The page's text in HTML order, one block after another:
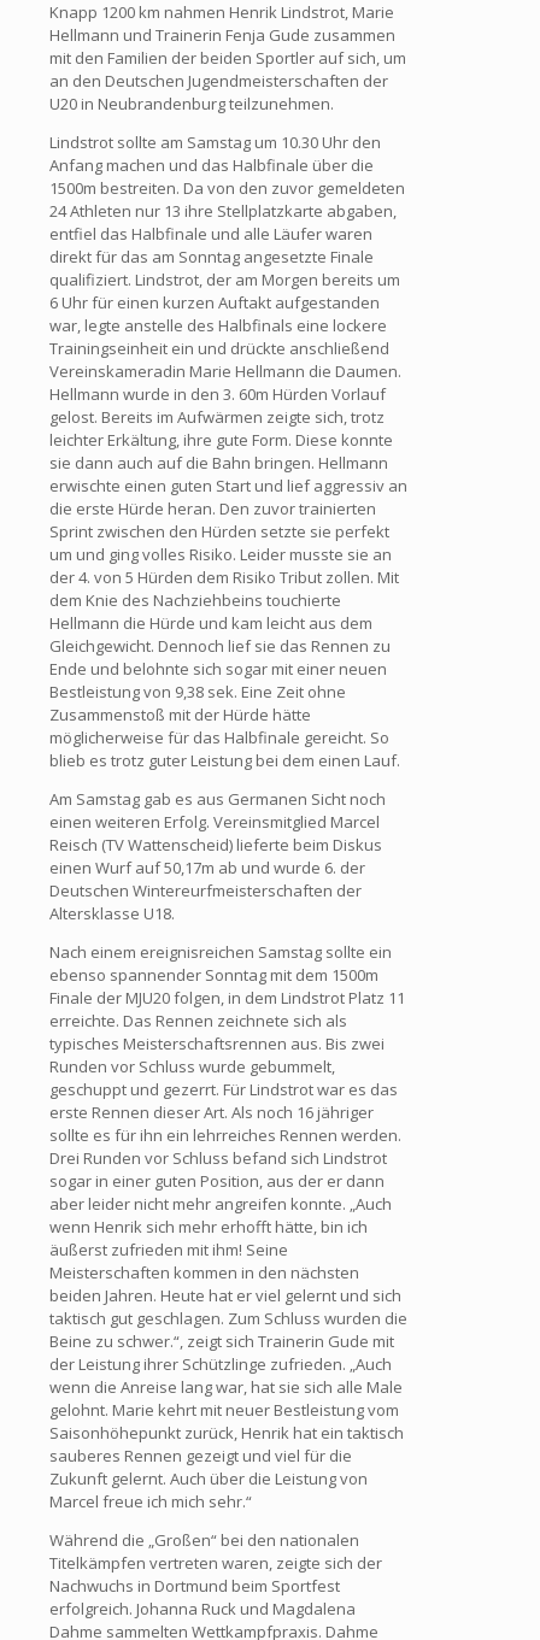
Knapp 1200 km nahmen Henrik Lindstrot, Marie
Hellmann und Trainerin Fenja Gude zusammen
mit den Familien der beiden Sportler auf sich, um
an den Deutschen Jugendmeisterschaften der
U20 in Neubrandenburg teilzunehmen.
Lindstrot sollte am Samstag um 10.30 Uhr den
Anfang machen und das Halbfinale über die
1500m bestreiten. Da von den zuvor gemeldeten
24 Athleten nur 13 ihre Stellplatzkarte abgaben,
entfiel das Halbfinale und alle Läufer waren
direkt für das am Sonntag angesetzte Finale
qualifiziert. Lindstrot, der am Morgen bereits um
6 Uhr für einen kurzen Auftakt aufgestanden
war, legte anstelle des Halbfinals eine lockere
Trainingseinheit ein und drückte anschließend
Vereinskameradin Marie Hellmann die Daumen.
Hellmann wurde in den 3. 60m Hürden Vorlauf
gelost. Bereits im Aufwärmen zeigte sich, trotz
leichter Erkältung, ihre gute Form. Diese konnte
sie dann auch auf die Bahn bringen. Hellmann
erwischte einen guten Start und lief aggressiv an
die erste Hürde heran. Den zuvor trainierten
Sprint zwischen den Hürden setzte sie perfekt
um und ging volles Risiko. Leider musste sie an
der 4. von 5 Hürden dem Risiko Tribut zollen. Mit
dem Knie des Nachziehbeins touchierte
Hellmann die Hürde und kam leicht aus dem
Gleichgewicht. Dennoch lief sie das Rennen zu
Ende und belohnte sich sogar mit einer neuen
Bestleistung von 9,38 sek. Eine Zeit ohne
Zusammenstoß mit der Hürde hätte
möglicherweise für das Halbfinale gereicht. So
blieb es trotz guter Leistung bei dem einen Lauf.
Am Samstag gab es aus Germanen Sicht noch
einen weiteren Erfolg. Vereinsmitglied Marcel
Reisch (TV Wattenscheid) lieferte beim Diskus
einen Wurf auf 50,17m ab und wurde 6. der
Deutschen Wintereurfmeisterschaften der
Altersklasse U18.
Nach einem ereignisreichen Samstag sollte ein
ebenso spannender Sonntag mit dem 1500m
Finale der MJU20 folgen, in dem Lindstrot Platz 11
erreichte. Das Rennen zeichnete sich als
typisches Meisterschaftsrennen aus. Bis zwei
Runden vor Schluss wurde gebummelt,
geschuppt und gezerrt. Für Lindstrot war es das
erste Rennen dieser Art. Als noch 16 jähriger
sollte es für ihn ein lehrreiches Rennen werden.
Drei Runden vor Schluss befand sich Lindstrot
sogar in einer guten Position, aus der er dann
aber leider nicht mehr angreifen konnte. „Auch
wenn Henrik sich mehr erhofft hätte, bin ich
äußerst zufrieden mit ihm! Seine
Meisterschaften kommen in den nächsten
beiden Jahren. Heute hat er viel gelernt und sich
taktisch gut geschlagen. Zum Schluss wurden die
Beine zu schwer.“, zeigt sich Trainerin Gude mit
der Leistung ihrer Schützlinge zufrieden. „Auch
wenn die Anreise lang war, hat sie sich alle Male
gelohnt. Marie kehrt mit neuer Bestleistung vom
Saisonhöhepunkt zurück, Henrik hat ein taktisch
sauberes Rennen gezeigt und viel für die
Zukunft gelernt. Auch über die Leistung von
Marcel freue ich mich sehr.“
Während die „Großen“ bei den nationalen
Titelkämpfen vertreten waren, zeigte sich der
Nachwuchs in Dortmund beim Sportfest
erfolgreich. Johanna Ruck und Magdalena
Dahme sammelten Wettkampfpraxis. Dahme